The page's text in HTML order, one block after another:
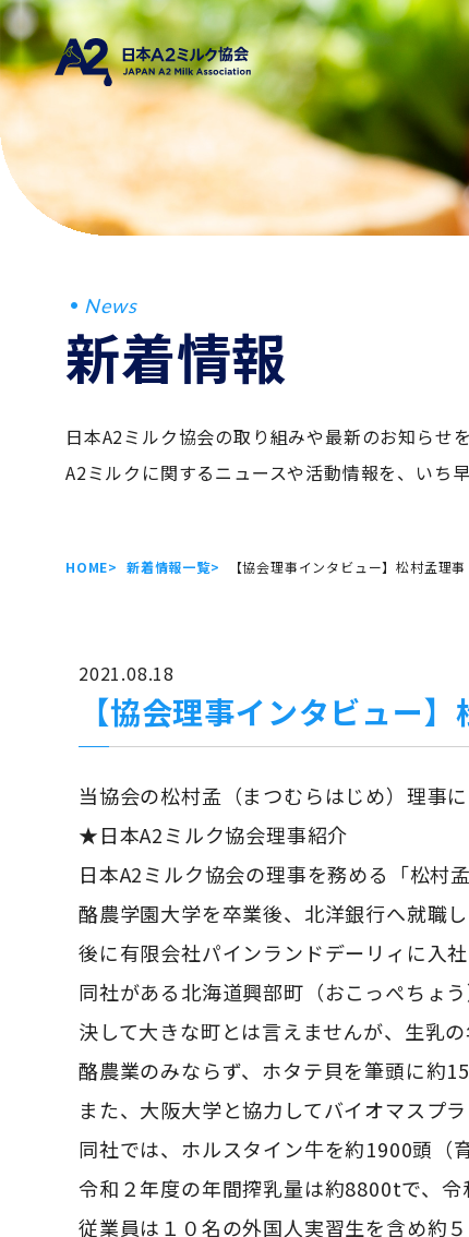
News
新着情報
日本A2ミルク協会の取り組みや最新のお知らせを
A2ミルクに関するニュースや活動情報を、いち
HOME 新着情報一覧 【協会理事インタビュー】松村孟理事
2021.08.18
【協会理事インタビュー
当協会の松村孟（まつむらはじめ）理事
★日本A2ミルク協会理事紹介
日本A2ミルク協会の理事を務める「松村
酪農学園大学を卒業後、北洋銀行へ就職し
後に有限会社パインランドデーリィに入
同社がある北海道興部町（おこっぺちょ
決して大きな町とは言えませんが、生乳
酪農業のみならず、ホタテ貝を筆頭に約
また、大阪大学と協力してバイオマスプ
同社では、ホルスタイン牛を約1900頭（
令和２年度の年間搾乳量は約8800tで、令
従業員は１０名の外国人実習生を含め約５